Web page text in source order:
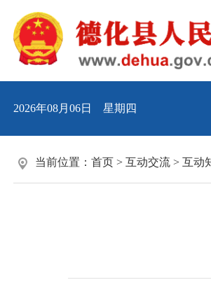
2026年08月06日 星期四
当前位置： 首页 > 互动交流 > 互动